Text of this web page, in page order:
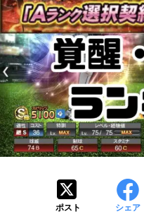
ポスト シェア